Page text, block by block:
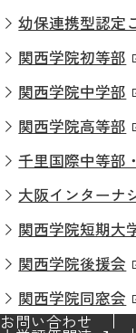
幼保連携型認定
関西学院初等部
関西学院中学部
関西学院高等部
千里国際中等部
大阪インターナ
関西学院短期大
関西学院後援会
関西学院同窓会
お問い合わせ